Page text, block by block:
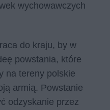
wychowawczych
do kraju, by w
powstania, które
na tereny polskie
armią. Powstanie
odzyskanie przez